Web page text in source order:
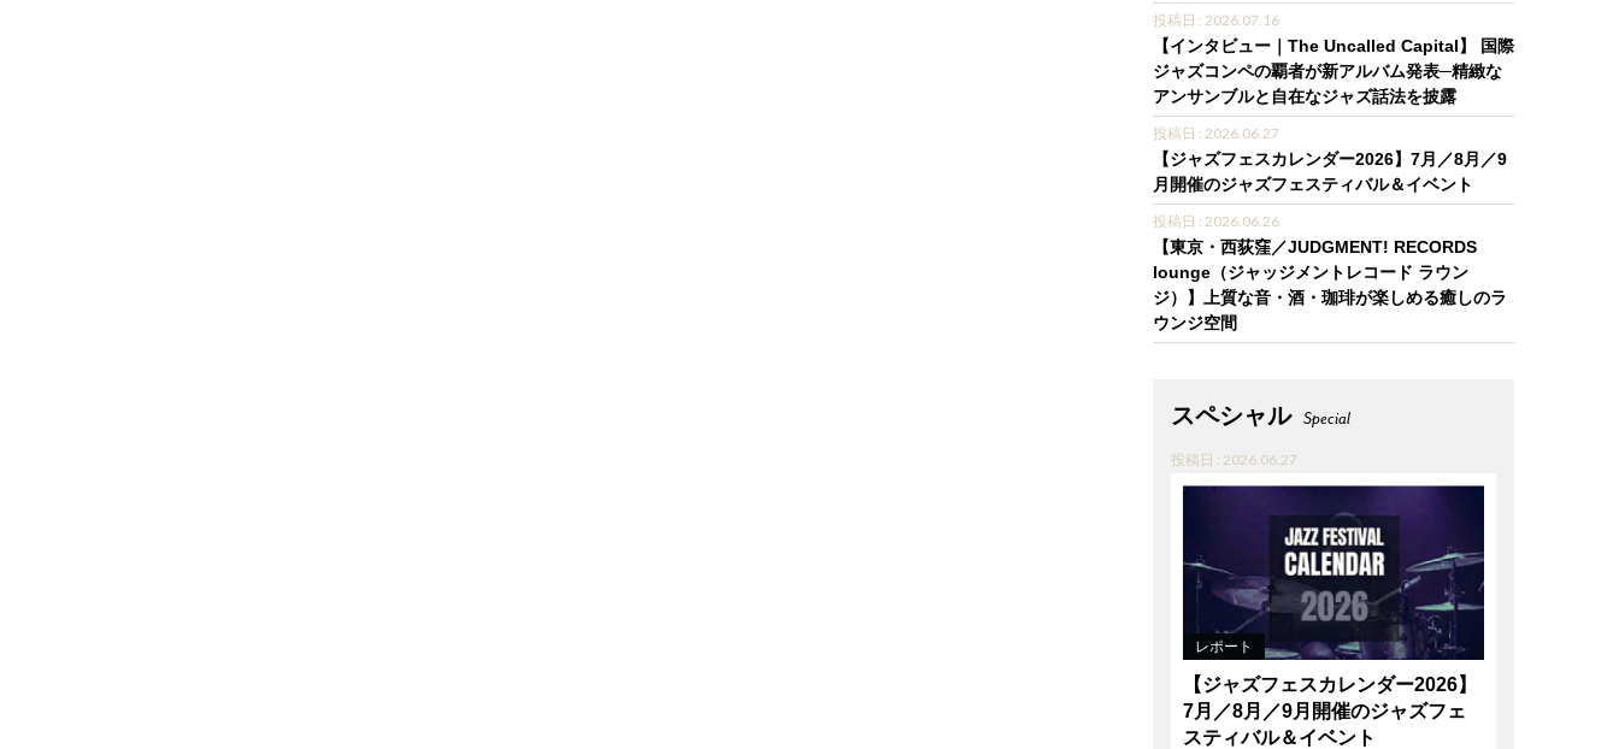
投稿日 : 2026.07.16
【インタビュー｜The Uncalled Capital】 国際
ジャズコンペの覇者が新アルバム発表─精緻な
アンサンブルと自在なジャズ話法を披露
投稿日 : 2026.06.27
【ジャズフェスカレンダー2026】7月／8月／9
月開催のジャズフェスティバル＆イベント
投稿日 : 2026.06.26
【東京・西荻窪／JUDGMENT! RECORDS
lounge（ジャッジメントレコード ラウン
ジ）】上質な音・酒・珈琲が楽しめる癒しのラ
ウンジ空間
スペシャル Special
投稿日 : 2026.06.27
レポート
【ジャズフェスカレンダー2026】
7月／8月／9月開催のジャズフェ
スティバル＆イベント